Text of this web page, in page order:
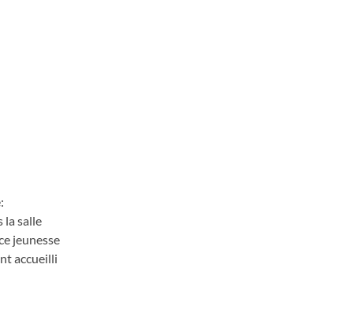
la salle
jeunesse
accueilli